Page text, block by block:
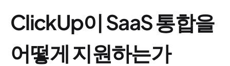
ClickUp이 SaaS 통합을
어떻게 지원하는가